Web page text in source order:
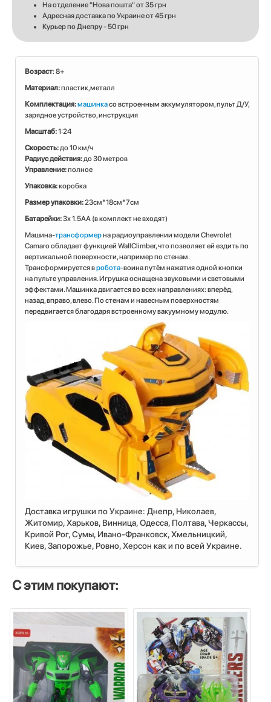
На отделение "Нова пошта" от 35 грн
Адресная доставка по Украине от 45 грн
Курьер по Днепру - 50 грн
Возраст: 8+
Материал:пластик,металл
Комплектация:машинкасо встроенным аккумулятором, пульт Д/У,
зарядное устройство, инструкция
Масштаб:1:24
Скорость:до 10 км/ч
Радиус действия:до 30 метров
Управление:полное
Упаковка:коробка
Размер упаковки:23см*18см*7см
Батарейки:3х 1.5АА (в комплект не входят)
Машина-трансформерна радиоуправлении модели Chevrolet
Camaro обладает функцией WallClimber, что позволяет ей ездить по
вертикальной поверхности, например по стенам.
Трансформируется вробота-воина путём нажатия одной кнопки
на пульте управления. Игрушка оснащена звуковыми и световыми
эффектами. Машинка двигается во всех направлениях: вперёд,
назад, вправо, влево. По стенам и навесным поверхностям
передвигается благодаря встроенному вакуумному модулю.
Доставка игрушки по Украине: Днепр, Николаев,
Житомир, Харьков, Винница, Одесса, Полтава, Черкассы,
Кривой Рог, Сумы, Ивано-Франковск, Хмельницкий,
Киев, Запорожье, Ровно, Херсон как и по всей Украине.
С этим покупают: